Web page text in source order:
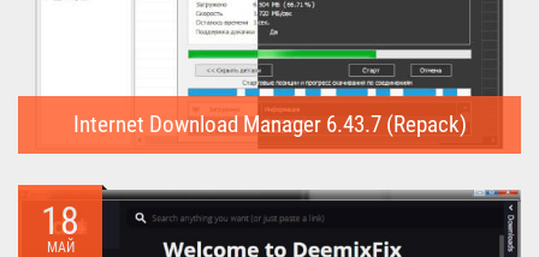
Internet Download Manager 6.43.7 (Repack)
предназначена для...
18
МАЙ